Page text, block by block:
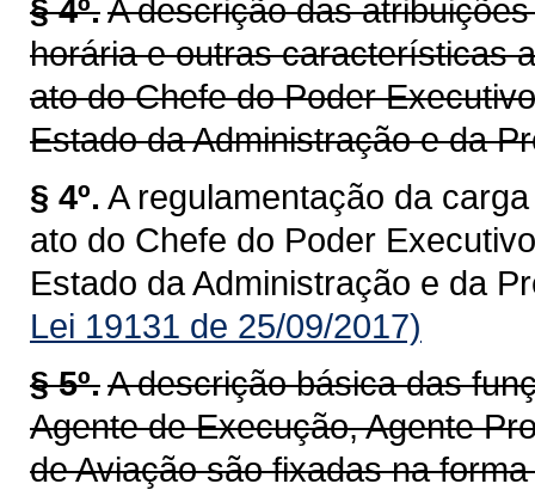
§ 4º.A descrição das
horária e outras características
ato do Chefe do Poder
Estado da Administração e da
§ 4º. A regulamentação da
ato do Chefe do Poder
Estado da Administração e da
Lei 19131 de 25/09/2017)
§ 5º.A descrição básica das
Agente de Execução, Agente
de Aviação são fixadas na